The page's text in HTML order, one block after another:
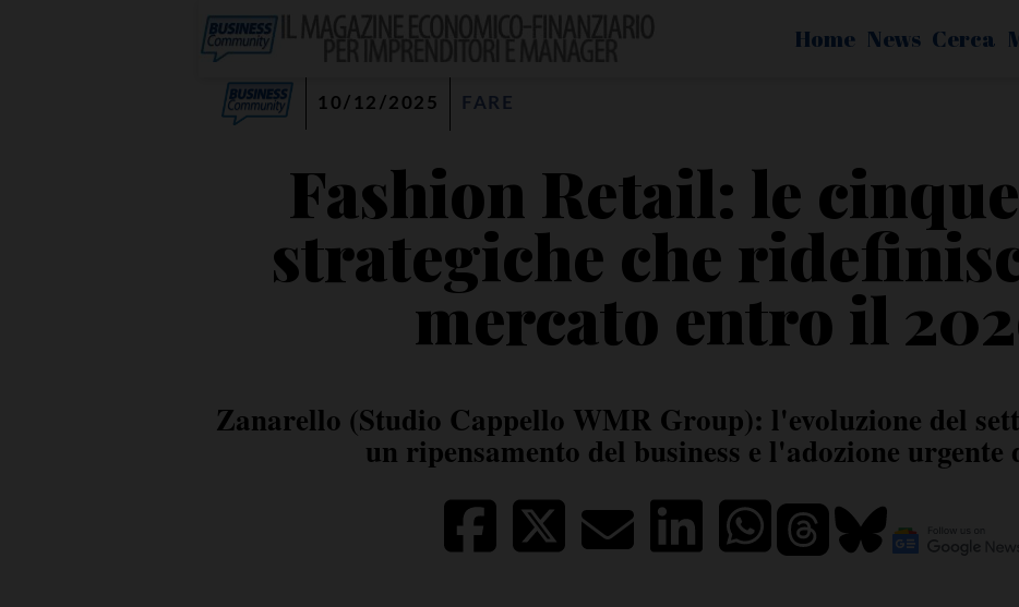
Home News Cerca
10/12/2025 FARE
Fashion Retail: le
strategiche che
mercato entro il
Zanarello (Studio Cappello WMR Group): l'evoluzione del
un ripensamento del business e l'adozione